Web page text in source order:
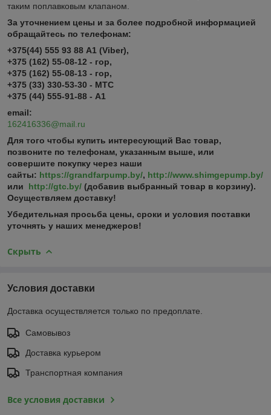
таким поплавковым клапаном.
За уточнением цены и за более подробной информацией
обращайтесь по телефонам:
+375(44) 555 93 88 А1 (Viber),
+375 (162) 55-08-12 - гор,
+375 (162) 55-08-13 - гор,
+375 (33) 330-53-30 - МТС
+375 (44) 555-91-88 - А1
email:
162416336@mail.ru
Для того чтобы купить интересующий Вас товар,
позвоните по телефонам, указанным выше, или
совершите покупку через наши
сайты: https://grandfarpump.by/, http://www.shimgepump.by/
или http://gtc.by/ (добавив выбранный товар в корзину).
Осуществляем доставку!
Убедительная просьба цены, сроки и условия поставки
уточнять у наших менеджеров!
Скрыть
Условия доставки
Доставка осуществляется только по предоплате.
Самовывоз
Доставка курьером
Транспортная компания
Все условия доставки